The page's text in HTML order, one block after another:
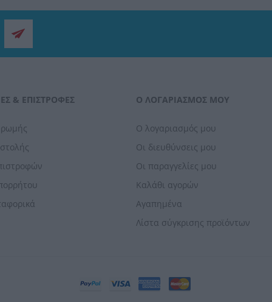
& ΕΠΙΣΤΡΟΦΈΣ Ο ΛΟΓΑΡΙΑΣΜΌΣ ΜΟΥ
Ο λογαριασμός μου
Οι διευθύνσεις μου
Οι παραγγελίες μου
Καλάθι αγορών
Αγαπημένα
Λίστα σύγκρισης προϊόντων